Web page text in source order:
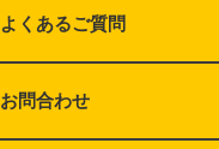
よくあるご質問
お問合わせ